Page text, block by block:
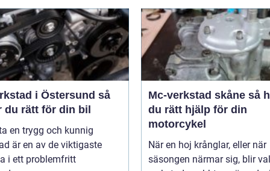
i Östersund så
du rätt för din bil
en trygg och kunnig
är en av de viktigaste
i ett problemfritt
Mc-verkstad skåne så hittar
du rätt hjälp för din
motorcykel
När en hoj krånglar, eller när
säsongen närmar sig, blir